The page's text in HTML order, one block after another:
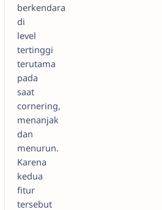
berkendara
di
level
tertinggi
terutama
pada
saat
cornering,
menanjak
dan
menurun.
Karena
kedua
fitur
tersebut